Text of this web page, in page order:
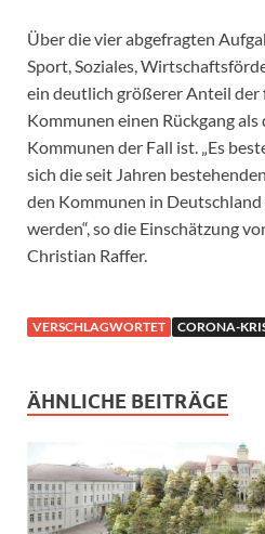
Über die vier abgefragten
Sport, Soziales,
ein deutlich größerer Anteil der
Kommunen einen Rückgang
Kommunen der Fall ist. „Es
sich die seit Jahren
den Kommunen in
werden“, so die Einschätzung
Christian Raffer.
VERSCHLAGWORTET CORONA-
ÄHNLICHE BEITRÄGE